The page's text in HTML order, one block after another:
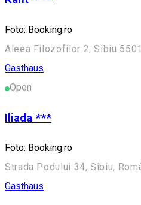
Foto: Booking.ro
Aleea Filozofilor 2, Sibiu
Gasthaus
Open
Iliada ***
Foto: Booking.ro
Strada Podului 34, Sibiu,
Gasthaus